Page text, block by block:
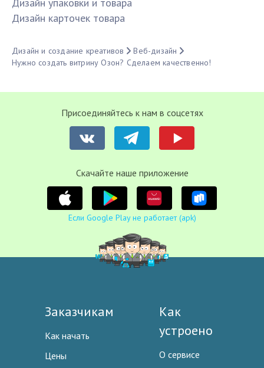
Дизайн упаковки и товара
Дизайн карточек товара
Дизайн и создание креативов
Веб-дизайн
Нужно создать витрину Озон? Сделаем качественно!
Присоединяйтесь к нам в соцсетях
Cкачайте наше приложение
Если Google Play не работает (apk)
Заказчикам
Как начать
Цены
Как
устроено
О сервисе